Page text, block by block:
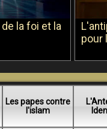
la foi et la
pour
Les papes contre
l'islam